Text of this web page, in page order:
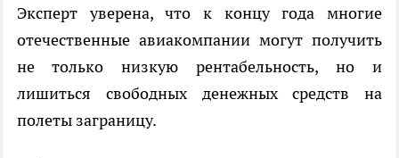
Эксперт уверена, что к концу года многие
отечественные авиакомпании могут получить
не только низкую рентабельность, но и
лишиться свободных денежных средств на
полеты заграницу.